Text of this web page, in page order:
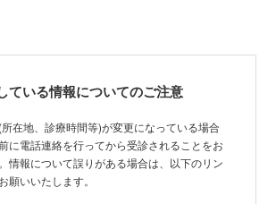
ている情報についてのご注意
在地、診療時間等)が変更になっている場合
に電話連絡を行ってから受診されることをお
情報について誤りがある場合は、以下のリン
願いいたします。